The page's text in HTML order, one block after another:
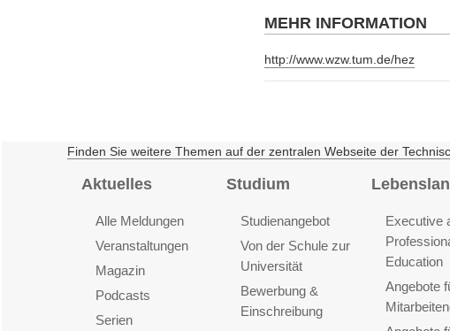
MEHR INFORMATION
http://www.wzw.tum.de/hez
Finden Sie weitere Themen auf der zentralen Webseite der
Aktuelles
Alle Meldungen
Veranstaltungen
Magazin
Podcasts
Serien
Studium
Studienangebot
Von der Schule zur
Universität
Bewerbung &
Einschreibung
Executive
Education
Angebote